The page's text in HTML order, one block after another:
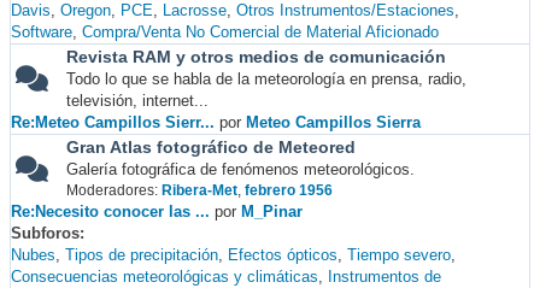
Davis Oregon PCE Lacrosse Otros Instrumentos/Estaciones
Software Compra/Venta No Comercial de Material Aficionado
Revista RAM y otros medios de comunicación
Todo lo que se habla de la meteorología en prensa, radio,
televisión, internet...
Re:Meteo Campillos Sierr... por Meteo Campillos Sierra
Gran Atlas fotográfico de Meteored
Galería fotográfica de fenómenos meteorológicos.
Moderadores: Ribera-Met, febrero 1956
Re:Necesito conocer las ... por M_Pinar
Subforos
Nubes Tipos de precipitación Efectos ópticos Tiempo severo
Consecuencias meteorológicas y climáticas
Instrumentos de